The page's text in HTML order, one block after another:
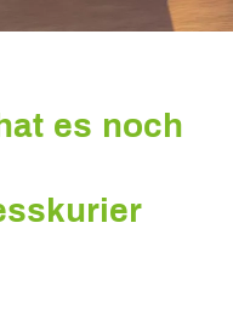
es noch